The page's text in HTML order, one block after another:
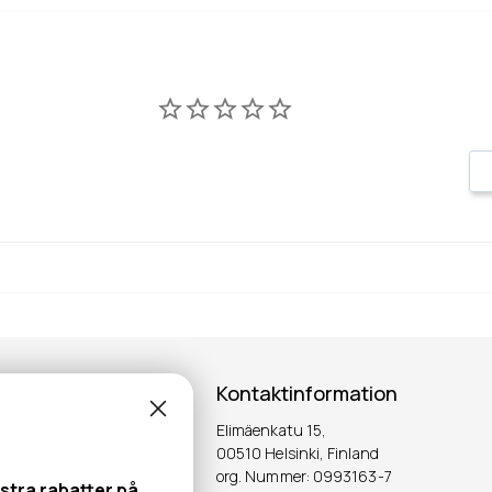
Kontaktinformation
Elimäenkatu 15,
00510 Helsinki, Finland
org. Nummer: 0993163-7